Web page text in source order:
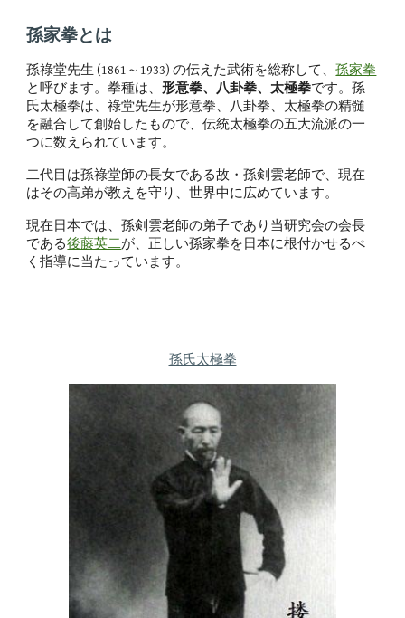
孫家拳とは
孫祿堂先生 (1861～1933) の伝えた武術を総称して、孫家拳
と呼びます。拳種は、形意拳、八卦拳、太極拳です。孫
氏太極拳は、祿堂先生が形意拳、八卦拳、太極拳の精髄
を融合して創始したもので、伝統太極拳の五大流派の一
つに数えられています。
二代目は孫祿堂師の長女である故・孫剣雲老師で、現在
はその高弟が教えを守り、世界中に広めています。
現在日本では、孫剣雲老師の弟子であり当研究会の会長
である後藤英二が、正しい孫家拳を日本に根付かせるべ
く指導に当たっています。
孫氏太極拳